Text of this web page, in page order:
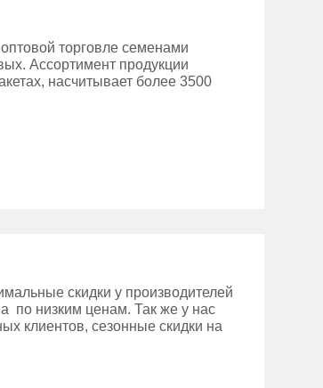
торговле семенами
Ассортимент продукции
насчитывает более 3500
скидки у производителей
по низким ценам. Так же у нас
клиентов, сезонные скидки на